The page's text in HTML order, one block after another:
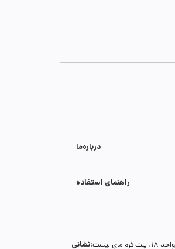
درباره‌ما
راهنمای استفاده
نشانی: